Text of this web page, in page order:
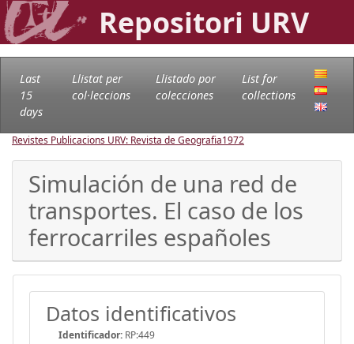
Repositori URV
Last
15
days
Llistat per
col·leccions
Llistado por
colecciones
List for
collections
Revistes Publicacions URV: Revista de Geografia1972
Simulación de una red de
transportes. El caso de los
ferrocarriles españoles
Datos identificativos
Identificador: RP:449